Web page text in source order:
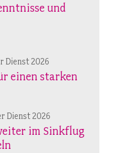
und
Dienst 2026
einen starken
Dienst 2026
im Sinkflug